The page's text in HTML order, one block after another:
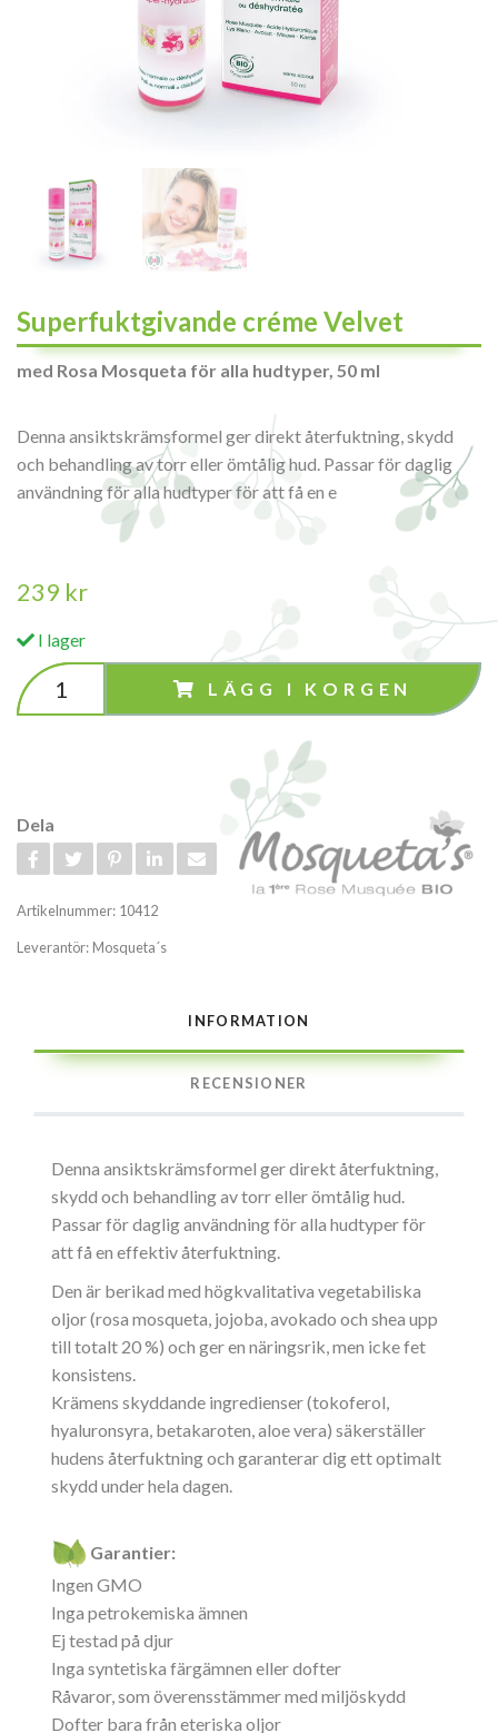
Superfuktgivande créme Velvet
med Rosa Mosqueta för alla hudtyper, 50 ml
Denna ansiktskrämsformel ger direkt återfuktning, skydd
och behandling av torr eller ömtålig hud. Passar för daglig
användning för alla hudtyper för att få en e
239 kr
I lager
LÄGG I KORGEN
Dela
Artikelnummer: 10412
Leverantör: Mosqueta´s
INFORMATION
RECENSIONER
Denna ansiktskrämsformel ger direkt återfuktning,
skydd och behandling av torr eller ömtålig hud.
Passar för daglig användning för alla hudtyper för
att få en effektiv återfuktning.
Den är berikad med högkvalitativa vegetabiliska
oljor (rosa mosqueta, jojoba, avokado och shea upp
till totalt 20 %) och ger en näringsrik, men icke fet
konsistens.
Krämens skyddande ingredienser (tokoferol,
hyaluronsyra, betakaroten, aloe vera) säkerställer
hudens återfuktning och garanterar dig ett optimalt
skydd under hela dagen.
Garantier:
Ingen GMO
Inga petrokemiska ämnen
Ej testad på djur
Inga syntetiska färgämnen eller dofter
Råvaror, som överensstämmer med miljöskydd
Dofter bara från eteriska oljor